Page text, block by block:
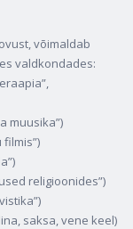
võimaldab
valdkondades:
muusika”)
religioonides”)
saksa, vene keel)